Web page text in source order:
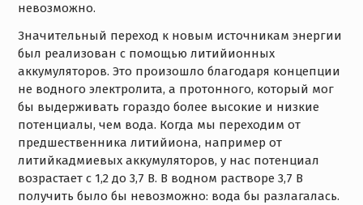
невозможно.
Значительный переход к новым источникам энергии
был реализован с помощью литийионных
аккумуляторов. Это произошло благодаря концепции
не водного электролита, а протонного, который мог
бы выдерживать гораздо более высокие и низкие
потенциалы, чем вода. Когда мы переходим от
предшественника литийиона, например от
литийкадмиевых аккумуляторов, у нас потенциал
возрастает с 1,2 до 3,7 В. В водном растворе 3,7 В
получить было бы невозможно: вода бы разлагалась.